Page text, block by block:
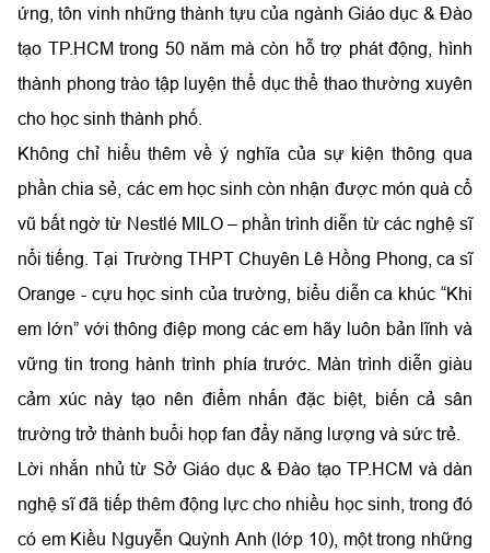
ứng, tôn vinh những thành tựu của ngành Giáo dục & Đào
tạo TP.HCM trong 50 năm mà còn hỗ trợ phát động, hình
thành phong trào tập luyện thể dục thể thao thường xuyên
cho học sinh thành phố.
Không chỉ hiểu thêm về ý nghĩa của sự kiện thông qua
phần chia sẻ, các em học sinh còn nhận được món quà cổ
vũ bất ngờ từ Nestlé MILO – phần trình diễn từ các nghệ sĩ
nổi tiếng. Tại Trường THPT Chuyên Lê Hồng Phong, ca sĩ
Orange - cựu học sinh của trường, biểu diễn ca khúc “Khi
em lớn” với thông điệp mong các em hãy luôn bản lĩnh và
vững tin trong hành trình phía trước. Màn trình diễn giàu
cảm xúc này tạo nên điểm nhấn đặc biệt, biến cả sân
trường trở thành buổi họp fan đẩy năng lượng và sức trẻ.
Lời nhắn nhủ từ Sở Giáo dục & Đào tạo TP.HCM và dàn
nghệ sĩ đã tiếp thêm động lực cho nhiều học sinh, trong đó
có em Kiều Nguyễn Quỳnh Anh (lớp 10), một trong những